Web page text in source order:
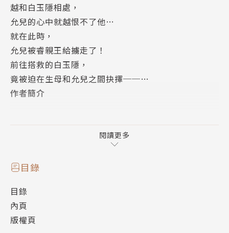
越和白玉隱相處，
允兒的心中就越恨不了他…
就在此時，
允兒被睿親王給擄走了！
前往搭救的白玉隱，
竟被迫在生母和允兒之間抉擇──…
作者簡介
林青慧老師出道已二十年，為台灣公認國民漫畫天后，
畫風可愛清新，故事深刻動人，尤其以古裝作品受到讀
著作超過10部以上，並推出繪本與漫畫教學書籍，不
僅在台灣擁有廣大的支持讀者，其多部漫畫作品、繪
本、塔羅牌等等授更權到德國、法國、韓國、中國等海
閱讀更多
目錄
目錄
內頁
版權頁